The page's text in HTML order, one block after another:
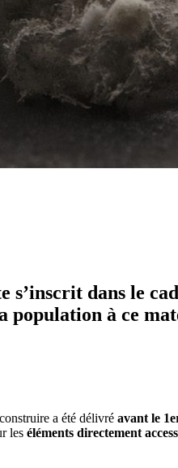
dans le
population à ce
a été délivré avant le 1
les éléments directement